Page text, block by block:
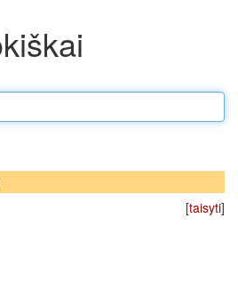
[taisyti]